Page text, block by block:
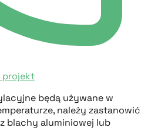
projekt
będą używane w
należy zastanowić
blachy aluminiowej lub